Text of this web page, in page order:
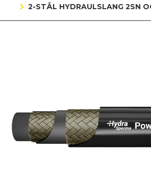
2-STÅL HYDRAULSLANG 2SN